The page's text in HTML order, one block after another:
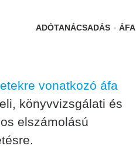
ADÓTANÁCSADÁS ÁFA
vonatkozó áfa
könyvvizsgálati és
elszámolású